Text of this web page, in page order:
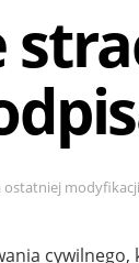
ostatniej
cywilnego,